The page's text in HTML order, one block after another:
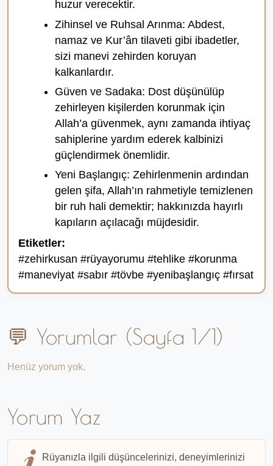
huzur verecektir.
Zihinsel ve Ruhsal Arınma: Abdest,
namaz ve Kur’ân tilaveti gibi ibadetler,
sizi manevi zehirden koruyan
kalkanlardır.
Güven ve Sadaka: Dost düşünülüp
zehirleyen kişilerden korunmak için
Allah’a güvenmek, aynı zamanda ihtiyaç
sahiplerine yardım ederek kalbinizi
güçlendirmek önemlidir.
Yeni Başlangıç: Zehirlenmenin ardından
gelen şifa, Allah’ın rahmetiyle temizlenen
bir ruh hali demektir; hakkınızda hayırlı
kapıların açılacağı müjdesidir.
Etiketler:
#zehirkusan #rüyayorumu #tehlike #korunma
#maneviyat #sabır #tövbe #yenibaşlangıç #fırsat
💬 Yorumlar (Sayfa 1/1)
Henüz yorum yok.
Yorum Yaz
Rüyanızla ilgili düşüncelerinizi, deneyimlerinizi